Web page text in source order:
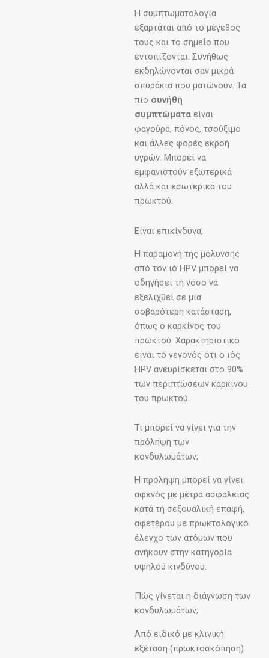
Η συμπτωματολογία
εξαρτάται από το μέγεθος
τους και το σημείο που
εντοπίζονται. Συνήθως
εκδηλώνονται σαν μικρά
σπυράκια που ματώνουν. Τα
πιο συνήθη
συμπτώματα είναι
φαγούρα, πόνος, τσούξιμο
και άλλες φορές εκροή
υγρών. Μπορεί να
εμφανιστούν εξωτερικά
αλλά και εσωτερικά του
πρωκτού.
Είναι επικίνδυνα;
Η παραμονή της μόλυνσης
από τον ιό HPV μπορεί να
οδηγήσει τη νόσο να
εξελιχθεί σε μία
σοβαρότερη κατάσταση,
όπως ο καρκίνος του
πρωκτού. Χαρακτηριστικό
είναι το γεγονός ότι ο ιός
HPV ανευρίσκεται στο 90%
των περιπτώσεων καρκίνου
του πρωκτού.
Τι μπορεί να γίνει για την
πρόληψη των
κονδυλωμάτων;
Η πρόληψη μπορεί να γίνει
αφενός με μέτρα ασφαλείας
κατά τη σεξουαλική επαφή,
αφετέρου με πρωκτολογικό
έλεγχο των ατόμων που
ανήκουν στην κατηγορία
υψηλού κινδύνου.
Πώς γίνεται η διάγνωση των
κονδυλωμάτων;
Από ειδικό με κλινική
εξέταση (πρωκτοσκόπηση)